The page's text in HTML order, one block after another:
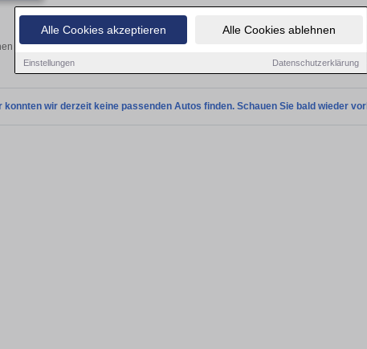
Alle Cookies akzeptieren Alle Cookies ablehnen
Einstellungen Datenschutzerklärung
Finden Sie in Bad Aibling Ihren
Sie in Bad Aibling einen BMW Z4 Gebrauchtwagen? Entdecken Sie
privat und vom Händler.
konnten wir derzeit keine passenden Autos finden. Schauen Sie bald wieder